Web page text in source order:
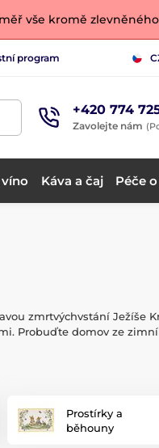
vše kromě zlevněného
program
+420 774
Zavolejte nám
víno Káva a čaj Péče
zmrtvýchvstání Ježíše
Probuďte domov ze
Prostírky a
běhouny